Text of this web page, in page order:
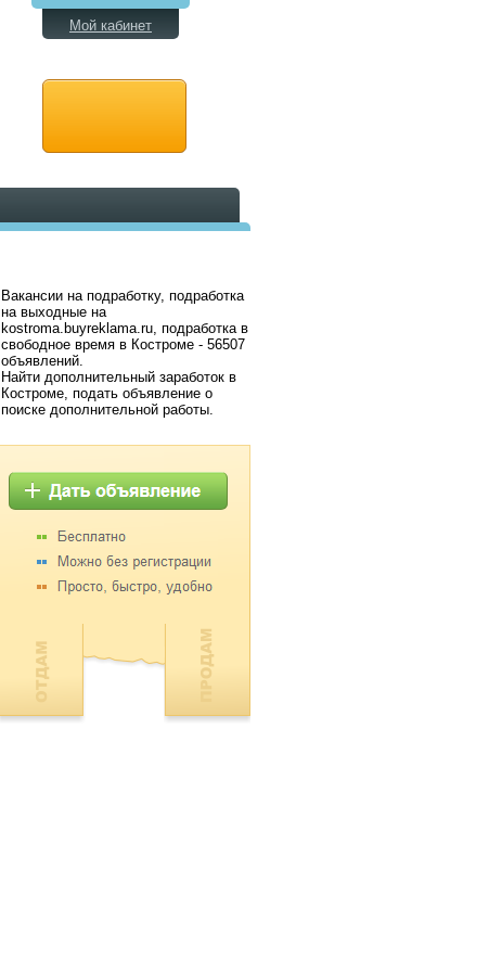
Мой кабинет
Вакансии на подработку, подработка
на выходные на
kostroma.buyreklama.ru, подработка в
свободное время в Костроме - 56507
объявлений.
Найти дополнительный заработок в
Костроме, подать объявление о
поиске дополнительной работы.